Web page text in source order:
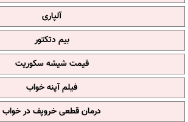
آلپاری
بیم دتکتور
قیمت شیشه سکوریت
فیلم آپنه خواب
درمان قطعی خروپف در خواب